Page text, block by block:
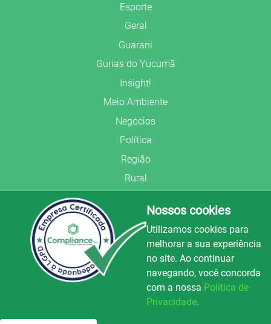
Esporte
Geral
Guarani
Gurias do Yucumã
Insight!
Meio Ambiente
Negócios
Política
Região
Rural
Segurança Pública
União Frederiquense
© Copyright 2022.LA+.
Todos os direitos reservados.
100.3
Nossos cookies
Utilizamos cookies para
melhorar a sua experiência
no site. Ao continuar
navegando, você concorda
com a nossa Política de
Privacidade.